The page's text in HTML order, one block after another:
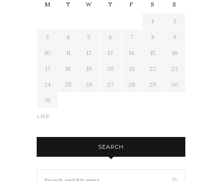
M T W T F S S
« FEB
1 2
3 4 5 6 7 8 9
10 11 12 13 14 15 16
17 18 19 20 21 22 23
24 25 26 27 28 29 30
31
SEARCH